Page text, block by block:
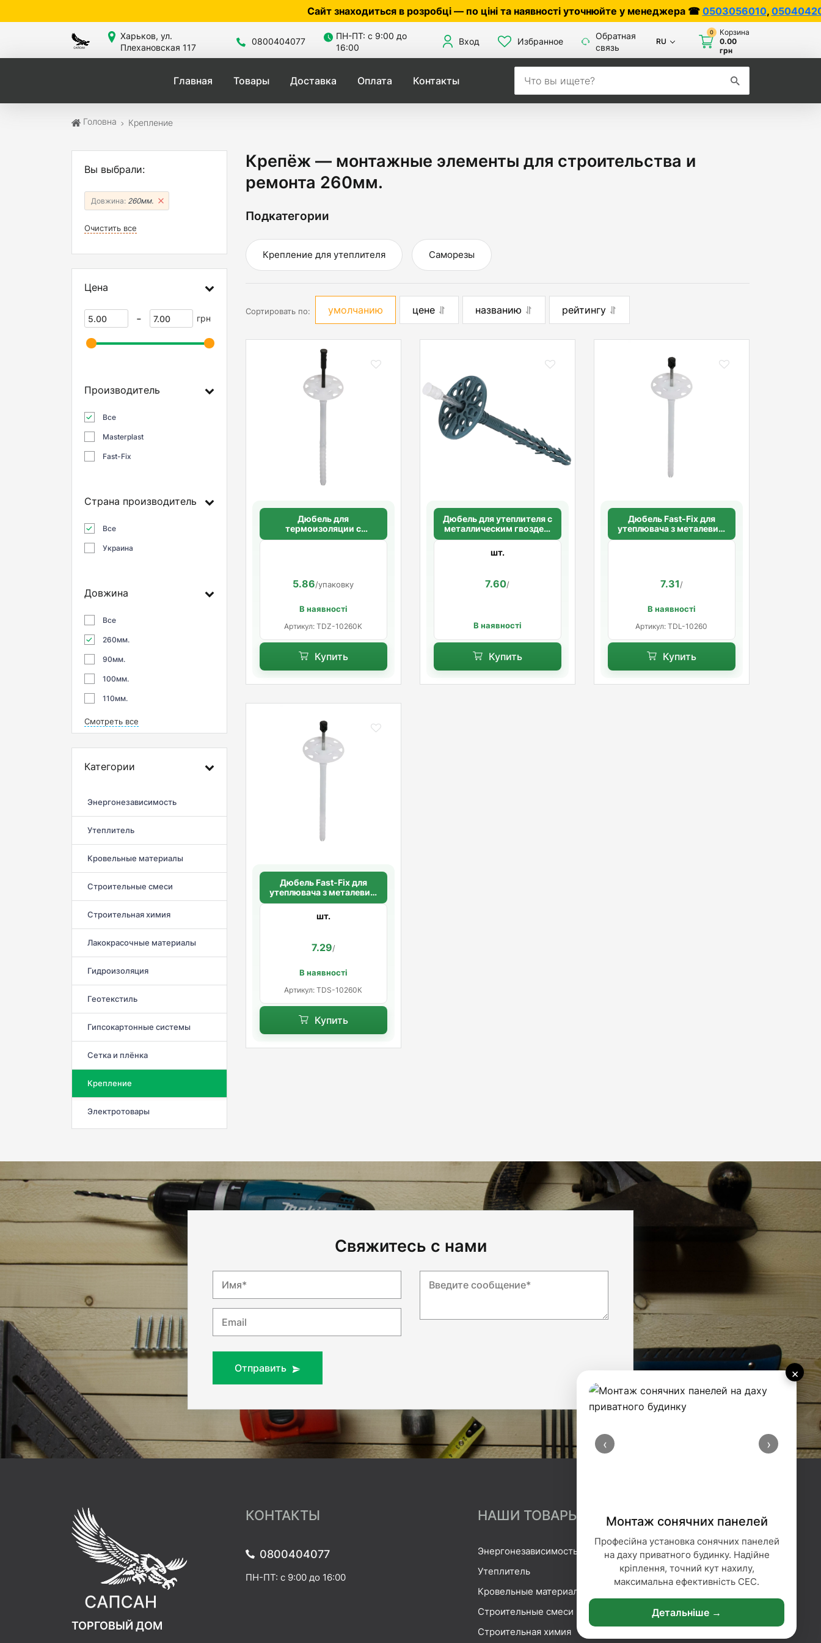
Сайт знаходиться в розробці — по ціні та наявності уточнюйте у менеджера ☎0503056010,0504042070
×
‹ ›
Монтаж сонячних панелей
Професійна установка сонячних панелей
на даху приватного будинку. Надійне
кріплення, точний кут нахилу,
максимальна ефективність СЕС.
Детальніше →
Харьков, ул.
Плехановская 117
0800404077
ПН-ПТ: с 9:00 до
16:00
Вход Избранное
Обратная
связь
RU
0
Корзина
0.00
грн
Главная Товары Доставка Оплата Контакты
Головна Крепление
Вы выбрали:
Довжина: 260мм.
Очистить все
Цена
- грн
Производитель
Все
Masterplast
Fast-Fix
Страна производитель
Все
Украина
Довжина
Все
260мм.
90мм.
100мм.
110мм.
Смотреть все
Категории
Энергонезависимость
Утеплитель
Кровельные материалы
Строительные смеси
Строительная химия
Лакокрасочные материалы
Гидроизоляция
Геотекстиль
Гипсокартонные системы
Сетка и плёнка
Крепление
Электротовары
Крепёж — монтажные элементы для строительства и
ремонта 260мм.
Подкатегории
Крепление для утеплителя Саморезы
Сортировать по: умолчанию цене названию рейтингу
Дюбель для
термоизоляции с
пластиковым стержнем
5.86/упаковку
В наявності
Артикул: TDZ-10260K
Купить
Дюбель для утеплителя с
металлическим гвоздем
10х260мм. с удлиненной
шт.
7.60/
В наявності
Купить
Дюбель Fast-Fix для
утеплювача з металевим
цвяхом 10х180 мм. довга
7.31/
В наявності
Артикул: TDL-10260
Купить
Дюбель Fast-Fix для
утеплювача з металевим
цвяхом 10х260 мм.
шт.
7.29/
В наявності
Артикул: TDS-10260К
Купить
Свяжитесь с нами
Имя*
Email
Введите сообщение*
Отправить
ТОРГОВЫЙ ДОМ
КОНТАКТЫ
0800404077
ПН-ПТ: с 9:00 до 16:00
НАШИ ТОВАРЫ
Энергонезависимость
Утеплитель
Кровельные материалы
Строительные смеси
Строительная химия
Гидроизоляция
Геотекстиль
Сетка и плёнка